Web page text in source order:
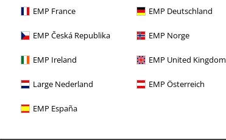
EMP France EMP Deutschland
EMP Česká Republika EMP Norge
EMP Ireland EMP United Kingdom
Large Nederland EMP Österreich
EMP España